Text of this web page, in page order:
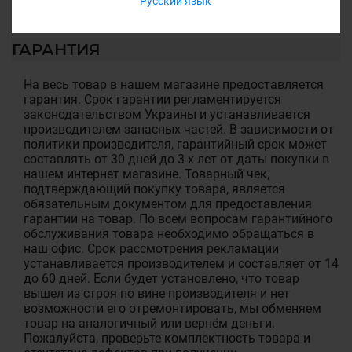
ГАРАНТИЯ
На весь товар в нашем магазине предоставляется
гарантия. Срок гарантии регламентируется
законодательством Украины и устанавливается
производителем запасных частей. В зависимости от
политики производителя, гарантийный срок может
составлять от 30 дней до 3-х лет от даты покупки в
нашем интернет магазине. Товарный чек,
подтверждающий покупку товара, является
обязательным документом для предоставления
гарантии на товар. По всем вопросам гарантийного
обслуживания товара необходимо обращаться в
наш офис. Срок рассмотрения рекламации
устанавливается производителем и составляет от 14
до 60 дней. Если будет установлено, что товар
вышел из строя по вине производителя и нет
возможности его отремонтировать, мы обменяем
товар на аналогичный или вернём деньги.
Пожалуйста, проверьте комплектность товара и